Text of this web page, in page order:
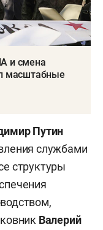
и смена
масштабные
Путин
службами
структуры
Валерий